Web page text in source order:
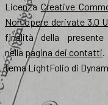
Licenza Creative
Non opere derivate 3.0
finalità della
nella pagina dei contatti.
tema LightFolio di